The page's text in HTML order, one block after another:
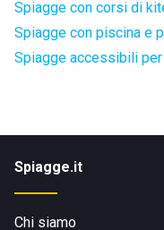
Spiagge con corsi di
Spiagge con piscina e
Spiagge accessibili
Spiagge.it
Chi siamo